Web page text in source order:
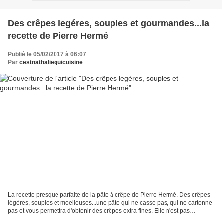
Des crêpes legéres, souples et gourmandes...la
recette de Pierre Hermé
Publié le 05/02/2017 à 06:07
Par cestnathaliequicuisine
La recette presque parfaite de la pâte à crêpe de Pierre Hermé. Des crêpes
légères, souples et moelleuses...une pâte qui ne casse pas, qui ne cartonne
pas et vous permettra d'obtenir des crêpes extra fines. Elle n'est pas